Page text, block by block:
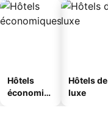
Hôtels
économiq
Hôtels de
luxe